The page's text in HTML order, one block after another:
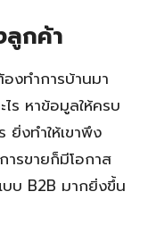
ลูกค้า
งทำการบ้านมา
ร หาข้อมูลให้ครบ
ยิ่งทำให้เขาพึง
ารขายก็มีโอกาส
บ B2B มากยิ่งขึ้น